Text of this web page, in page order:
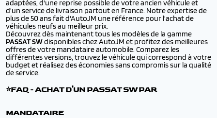
adaptées, d'une reprise possible de votre ancien véhicule et
d'un service de livraison partout en France. Notre expertise de
plus de 50 ans fait d'AutoJM une référence pour l'achat de
véhicules neufs au meilleur prix.
Découvrez dès maintenant tous les modèles de la gamme
PASSAT SWdisponibles chez AutoJM et profitez des meilleures
offres de votre mandataire automobile. Comparez les
différentes versions, trouvez le véhicule qui correspond à votre
budget et réalisez des économies sans compromis sur la qualité
de service.
⭐FAQ - ACHAT D'UN PASSAT SW PAR
MANDATAIRE